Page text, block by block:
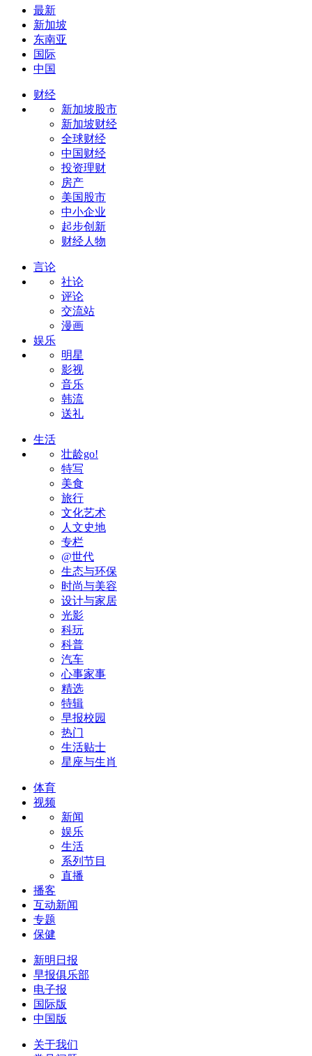
最新
新加坡
东南亚
国际
中国
财经
新加坡股市
新加坡财经
全球财经
中国财经
投资理财
房产
美国股市
中小企业
起步创新
财经人物
言论
社论
评论
交流站
漫画
娱乐
明星
影视
音乐
韩流
送礼
生活
壮龄go!
特写
美食
旅行
文化艺术
人文史地
专栏
@世代
生态与环保
时尚与美容
设计与家居
光影
科玩
科普
汽车
心事家事
精选
特辑
早报校园
热门
生活贴士
星座与生肖
体育
视频
新闻
娱乐
生活
系列节目
直播
播客
互动新闻
专题
保健
新明日报
早报俱乐部
电子报
国际版
中国版
关于我们